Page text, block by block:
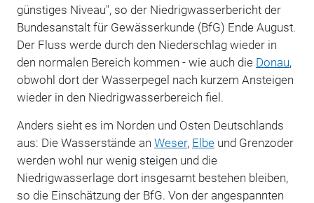
günstiges Niveau", so der Niedrigwasserbericht der
Bundesanstalt für Gewässerkunde (BfG) Ende August.
Der Fluss werde durch den Niederschlag wieder in
den normalen Bereich kommen - wie auch die Donau,
obwohl dort der Wasserpegel nach kurzem Ansteigen
wieder in den Niedrigwasserbereich fiel.
Anders sieht es im Norden und Osten Deutschlands
aus: Die Wasserstände an Weser, Elbeund Grenzoder
werden wohl nur wenig steigen und die
Niedrigwasserlage dort insgesamt bestehen bleiben,
so die Einschätzung der BfG. Von der angespannten